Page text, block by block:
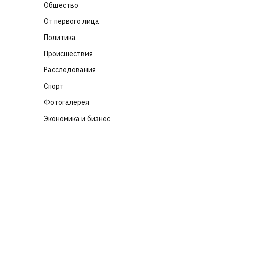
Общество
От первого лица
Политика
Происшествия
Расследования
Спорт
Фотогалерея
Экономика и бизнес